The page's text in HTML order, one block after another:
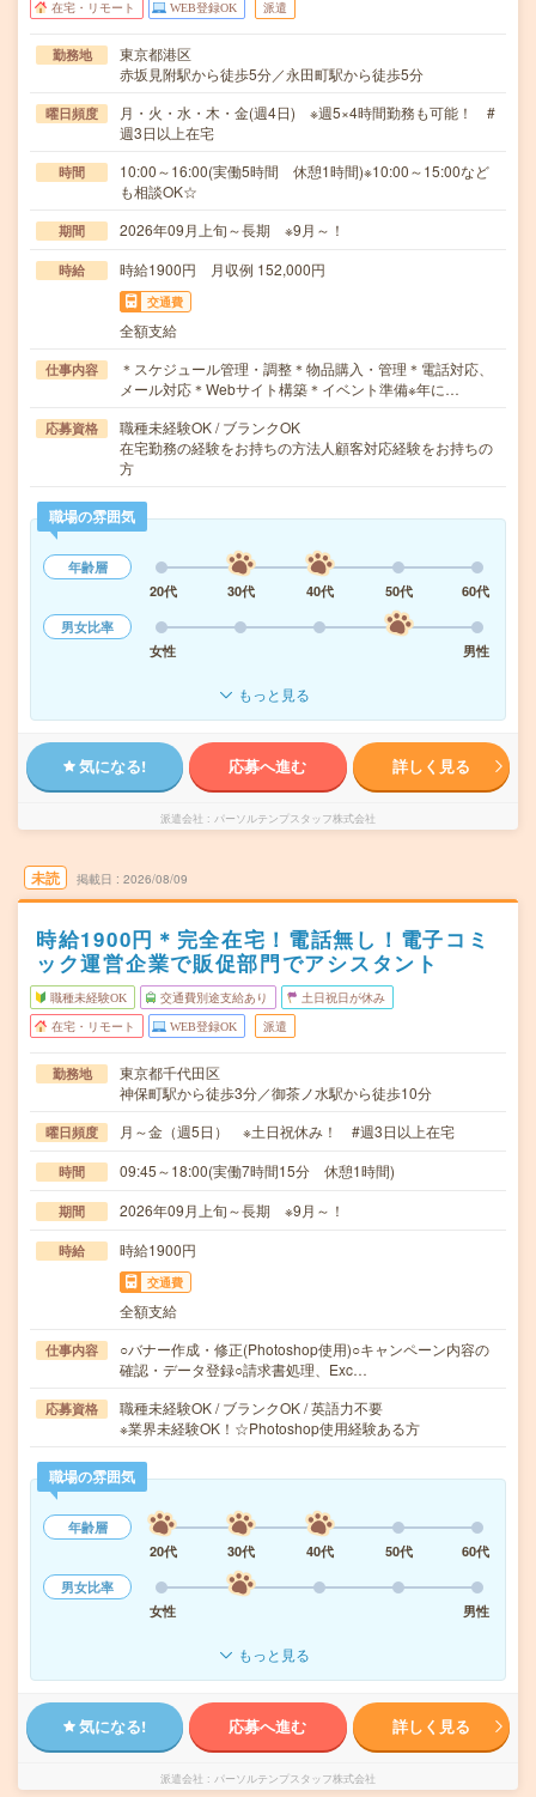
在宅・リモート WEB登録OK 派遣
勤務地
東京都港区
赤坂見附駅から徒歩5分／永田町駅から徒歩5分
曜日頻度
月・火・水・木・金(週4日) ※週5×4時間勤務も可能！ #
週3日以上在宅
時間
10:00～16:00(実働5時間 休憩1時間)※10:00～15:00など
も相談OK☆
期間 2026年09月上旬～長期 ※9月～！
時給 時給1900円 月収例 152,000円
交通費
全額支給
仕事内容
＊スケジュール管理・調整＊物品購入・管理＊電話対応、
メール対応＊Webサイト構築＊イベント準備※年に…
応募資格
職種未経験OK / ブランクOK
在宅勤務の経験をお持ちの方法人顧客対応経験をお持ちの
方
職場の雰囲気
年齢層
20代
30代 40代 50代
60代
男女比率
女性
男性
もっと見る
気になる! 応募へ進む 詳しく見る
派遣会社 パーソルテンプスタッフ株式会社
未読 掲載日 2026/08/09
時給1900円＊完全在宅！電話無し！電子コミ
ック運営企業で販促部門でアシスタント
職種未経験OK 交通費別途支給あり 土日祝日が休み
在宅・リモート WEB登録OK 派遣
勤務地
東京都千代田区
神保町駅から徒歩3分／御茶ノ水駅から徒歩10分
曜日頻度 月～金（週5日） ※土日祝休み！ #週3日以上在宅
時間 09:45～18:00(実働7時間15分 休憩1時間)
期間 2026年09月上旬～長期 ※9月～！
時給 時給1900円
交通費
全額支給
仕事内容
○バナー作成・修正(Photoshop使用)○キャンペーン内容の
確認・データ登録○請求書処理、Exc…
応募資格
職種未経験OK / ブランクOK / 英語力不要
※業界未経験OK！☆Photoshop使用経験ある方
職場の雰囲気
年齢層
20代
30代 40代 50代
60代
男女比率
女性
男性
もっと見る
気になる! 応募へ進む 詳しく見る
派遣会社 パーソルテンプスタッフ株式会社